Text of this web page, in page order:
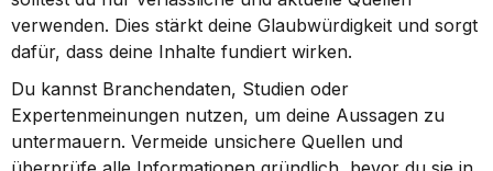
verwenden. Dies stärkt deine Glaubwürdigkeit und sorgt
dafür, dass deine Inhalte fundiert wirken.
Du kannst Branchendaten, Studien oder
Expertenmeinungen nutzen, um deine Aussagen zu
untermauern. Vermeide unsichere Quellen und